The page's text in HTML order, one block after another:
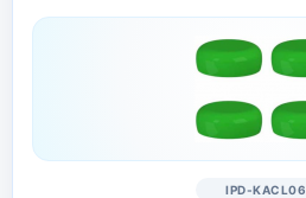
IPD-KACL06